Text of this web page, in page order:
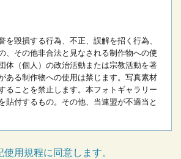
を毀損する行為、不正、誤解を招く行為、
、その他非合法と見なされる制作物への使
体（個人）の政治活動または宗教活動を著
ある制作物への使用は禁じます。 写真素材
ることを禁止します。 本フォトギャラリー
貼付するもの。 その他、当連盟が不適当と
使用規程に同意します。